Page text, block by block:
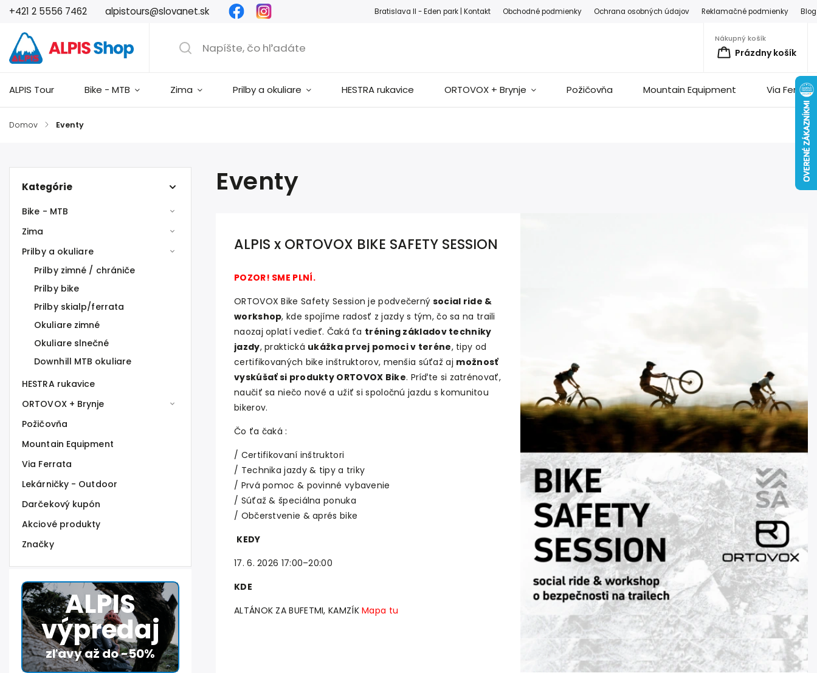
+421 2 5556 7462 alpistours@slovanet.sk Facebook Bratislava II - Eden park |Kontakt Obchodné podmienky Ochrana osobných údajov Reklamačné podmienky Blog
Nákupný košík
Prázdny košík
ALPIS Tour Bike - MTB Zima Prilby a okuliare HESTRA rukavice ORTOVOX + Brynje Požičovňa Mountain Equipment Via Ferrata
Domov / Eventy
Kategórie
Bike - MTB
Zima
Prilby a okuliare
Prilby zimné / chrániče
Prilby bike
Prilby skialp/ferrata
Okuliare zimné
Okuliare slnečné
Downhill MTB okuliare
HESTRA rukavice
ORTOVOX + Brynje
Požičovňa
Mountain Equipment
Via Ferrata
Lekárničky - Outdoor
Darčekový kupón
Akciové produkty
Značky
zľavy až do -50%
ALPIS
výpredaj
Eventy
ALPIS x ORTOVOX BIKE SAFETY SESSION
POZOR! SME PLNÍ.
ORTOVOX Bike Safety Session je podvečerný social ride &
workshop, kde spojíme radosť z jazdy s tým, čo sa na traili
naozaj oplatí vedieť. Čaká ťa tréning základov techniky
jazdy, praktická ukážka prvej pomoci v teréne, tipy od
certifikovaných bike inštruktorov, menšia súťaž aj možnosť
vyskúšať si produkty ORTOVOX Bike. Príďte si zatrénovať,
naučiť sa niečo nové a užiť si spoločnú jazdu s komunitou
bikerov.
Čo ťa čaká :
/ Certifikovaní inštruktori
/ Technika jazdy & tipy a triky
/ Prvá pomoc & povinné vybavenie
/ Súťaž & špeciálna ponuka
/ Občerstvenie & aprés bike
KEDY
17. 6. 2026 17:00–20:00
KDE
ALTÁNOK ZA BUFETMI, KAMZÍKMapa tu